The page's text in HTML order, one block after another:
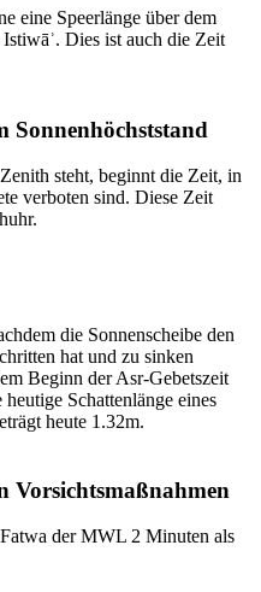
eine Speerlänge über dem
Dies ist auch die Zeit
Sonnenhöchststand
steht, beginnt die Zeit, in
verboten sind. Diese Zeit
die Sonnenscheibe den
hat und zu sinken
Beginn der Asr-Gebetszeit
Schattenlänge eines
heute 1.32m.
Vorsichtsmaßnahmen
der MWL 2 Minuten als